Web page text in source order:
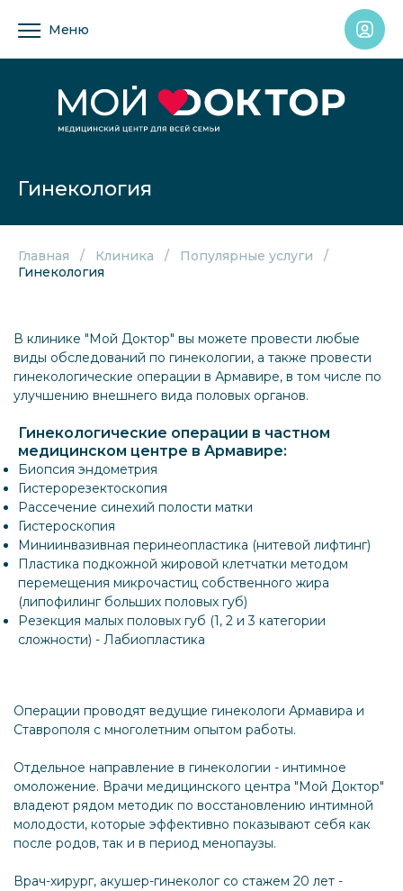
Меню
Гинекология
Главная Клиника
Популярные услуги
Гинекология
В клинике "Мой Доктор" вы можете провести любые
виды обследований по гинекологии, а также провести
гинекологические операции в Армавире, в том числе по
улучшению внешнего вида половых органов.
Гинекологические операции в частном
медицинском центре в Армавире:
Биопсия эндометрия
Гистерорезектоскопия
Рассечение синехий полости матки
Гистероскопия
Миниинвазивная перинеопластика (нитевой лифтинг)
Пластика подкожной жировой клетчатки методом
перемещения микрочастиц собственного жира
(липофилинг больших половых губ)
Резекция малых половых губ (1, 2 и 3 категории
сложности) - Лабиопластика
Операции проводят ведущие гинекологи Армавира и
Ставрополя с многолетним опытом работы.
Отдельное направление в гинекологии - интимное
омоложение. Врачи медицинского центра "Мой Доктор"
владеют рядом методик по восстановлению интимной
молодости, которые эффективно показывают себя как
после родов, так и в период менопаузы.
Врач-хирург, акушер-гинеколог со стажем 20 лет -